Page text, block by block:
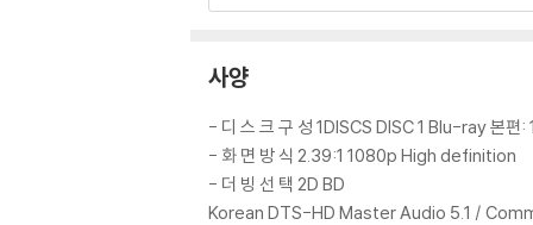
사양
- 디 스 크 구 성 1DISCS DISC 1 Blu-ray 본편:
- 화 면 방 식 2.39:1 1080p High definition
- 더 빙 선 택 2D BD
Korean DTS-HD Master Audio 5.1 /